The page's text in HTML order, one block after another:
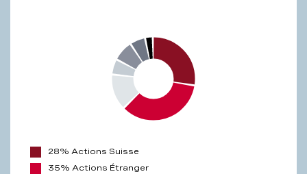
28% Actions Suisse
35% Actions Étranger